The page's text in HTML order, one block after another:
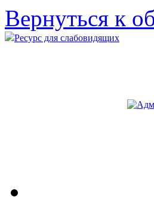
Вернуться к
Ресурс для слабовидящих